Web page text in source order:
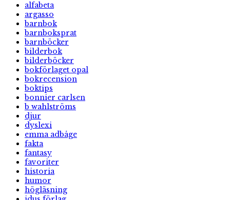
alfabeta
argasso
barnbok
barnboksprat
barnböcker
bilderbok
bilderböcker
bokförlaget opal
bokrecension
boktips
bonnier carlsen
b wahlströms
djur
dyslexi
emma adbåge
fakta
fantasy
favoriter
historia
humor
högläsning